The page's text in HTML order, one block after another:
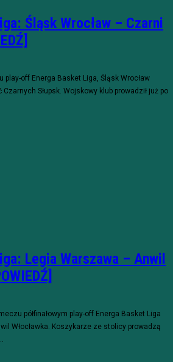
Śląsk Wrocław – Czarni
play-off Energa Basket Liga, Śląsk Wrocław
Słupsk. Wojskowy klub prowadził już po
Legia Warszawa – Anwil
półfinałowym play-off Energa Basket Liga
Włocławka. Koszykarze ze stolicy prowadzą